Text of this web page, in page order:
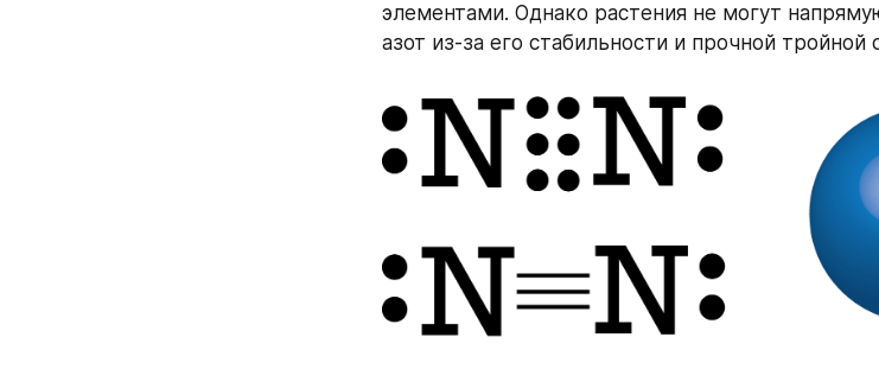
элементами. Однако растения не могут
азот из-за его стабильности и прочной